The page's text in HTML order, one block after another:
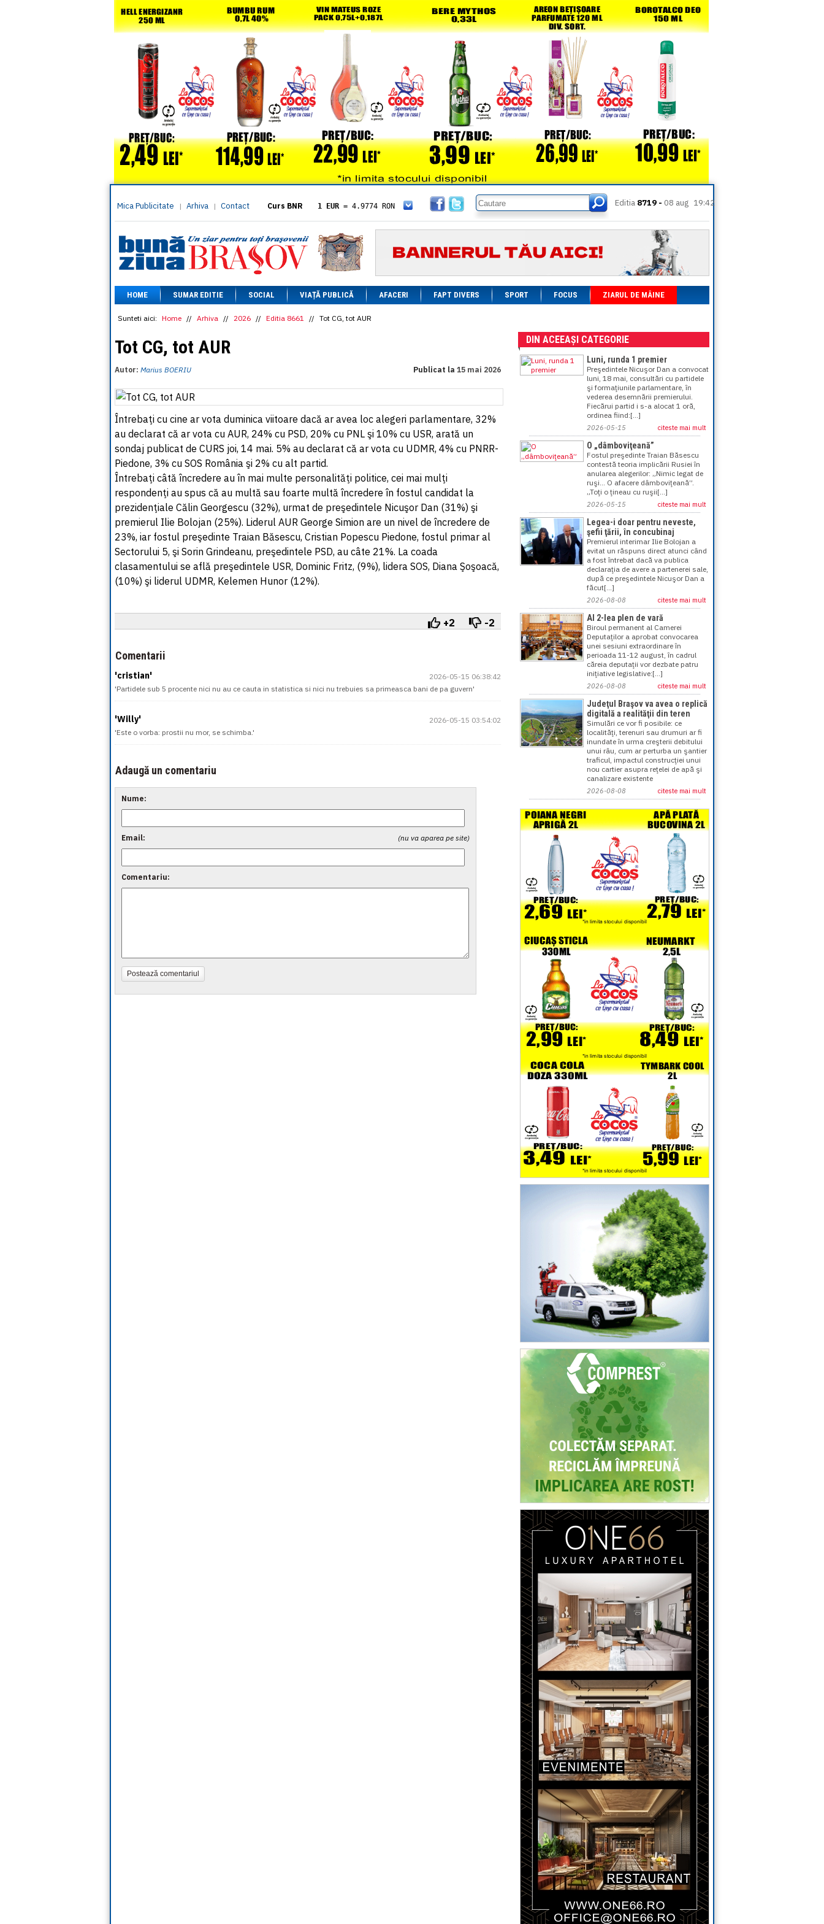
Mica Publicitate | Arhiva | Contact Curs BNR 1 EUR = 4.9774 RON
= 5.8304 RON
1 XAU= 464.4611 RON
1 AED= 1.1933 RON
1 AUD= 2.7957 RON
1 BGN= 2.5449 RON
1 CAD= 3.1559 RON
1 CHF= 5.2813 RON
1 CNY= 0.6015 RON
1 MDL= 0.2538 RON
1 MXN= 0.2227 RON
= 0.4191 RON
1 NZD= 2.6097 RON
1 PLN= 1.1646 RON
1 RSD
1 SEK= 0.4526 RON
1 TRY = 0.1141 RON
1 UAH= 0.1048 RON
1 XDR
= 5.9383 RON
1 ZAR= 0.2318 RON
Editia 8719 - 08 aug 19:42
HOME SUMAR EDITIE SOCIAL VIAȚĂ PUBLICĂ AFACERI FAPT DIVERS SPORT FOCUS ZIARUL DE MÂINE
Sunteti aici: Home // Arhiva // 2026 // Editia 8661 // Tot CG, tot AUR
Tot CG, tot AUR
Autor: Marius BOERIU Publicat la 15 mai 2026
Întrebaţi cu cine ar vota duminica viitoare dacă ar avea loc alegeri parlamentare, 32%
au declarat că ar vota cu AUR, 24% cu PSD, 20% cu PNL şi 10% cu USR, arată un
sondaj publicat de CURS joi, 14 mai. 5% au declarat că ar vota cu UDMR, 4% cu PNRR-
Piedone, 3% cu SOS România şi 2% cu alt partid.
Întrebaţi câtă încredere au în mai multe personalităţi politice, cei mai mulţi
respondenţi au spus că au multă sau foarte multă încredere în fostul candidat la
prezidenţiale Călin Georgescu (32%), urmat de preşedintele Nicuşor Dan (31%) şi
premierul Ilie Bolojan (25%). Liderul AUR George Simion are un nivel de încredere de
23%, iar fostul preşedinte Traian Băsescu, Cristian Popescu Piedone, fostul primar al
Sectorului 5, şi Sorin Grindeanu, preşedintele PSD, au câte 21%. La coada
clasamentului se află preşedintele USR, Dominic Fritz, (9%), lidera SOS, Diana Şoşoacă,
(10%) şi liderul UDMR, Kelemen Hunor (12%).
+2 -2
Comentarii
'cristian'
2026-05-15 06:38:42
'Partidele sub 5 procente nici nu au ce cauta in statistica si nici nu trebuies sa primeasca bani de pa guvern'
'Willy'
2026-05-15 03:54:02
'Este o vorba: prostii nu mor, se schimba.'
Adaugă un comentariu
Nume:
(nu va aparea pe site)
Email:
Comentariu:
Postează comentariul
DIN ACEEAȘI CATEGORIE
Luni, runda 1 premier
Preşedintele Nicuşor Dan a convocat
luni, 18 mai, consultări cu partidele
şi formaţiunile parlamentare, în
vederea desemnării premierului.
Fiecărui partid i s-a alocat 1 oră,
ordinea fiind:[...]
2026-05-15 citeste mai mult
O „dâmboviţeană”
Fostul preşedinte Traian Băsescu
contestă teoria implicării Rusiei în
anularea alegerilor: „Nimic legat de
ruşi... O afacere dâmboviţeană”.
„Toţi o ţineau cu ruşii[...]
2026-05-15 citeste mai mult
Legea-i doar pentru neveste,
şefii ţării, în concubinaj
Premierul interimar Ilie Bolojan a
evitat un răspuns direct atunci când
a fost întrebat dacă va publica
declaraţia de avere a partenerei sale,
după ce preşedintele Nicuşor Dan a
făcut[...]
2026-08-08 citeste mai mult
Al 2-lea plen de vară
Biroul permanent al Camerei
Deputaţilor a aprobat convocarea
unei sesiuni extraordinare în
perioada 11-12 august, în cadrul
căreia deputaţii vor dezbate patru
iniţiative legislative:[...]
2026-08-08 citeste mai mult
Judeţul Braşov va avea o replică
digitală a realităţii din teren
Simulări ce vor fi posibile: ce
localităţi, terenuri sau drumuri ar fi
inundate în urma creşterii debitului
unui râu, cum ar perturba un şantier
traficul, impactul construcţiei unui
nou cartier asupra reţelei de apă şi
canalizare existente
2026-08-08 citeste mai mult